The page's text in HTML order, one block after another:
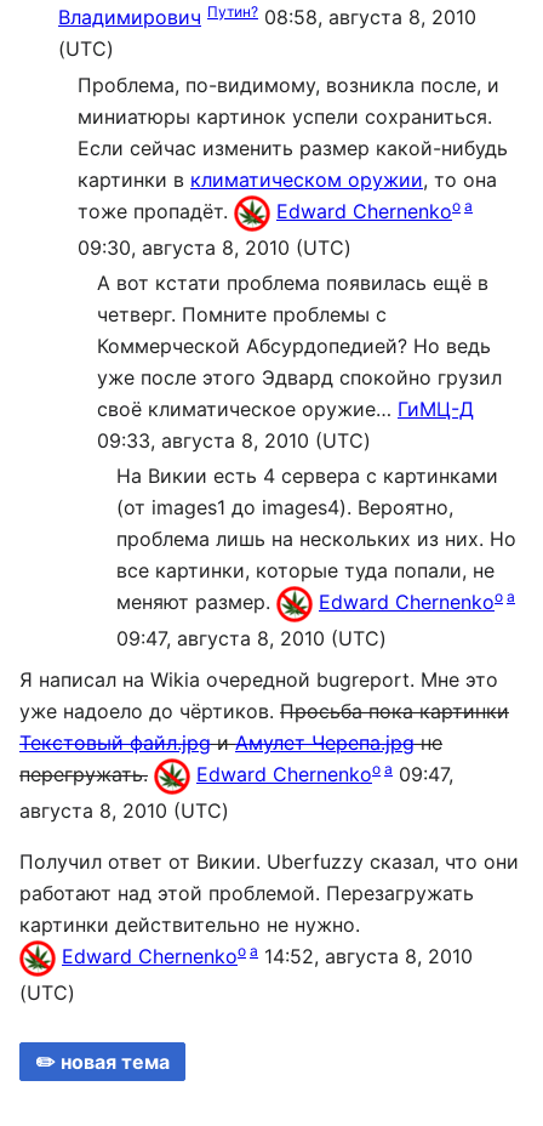
Владимирович Путин? 08:58, августа 8, 2010
(UTC)
Проблема, по-видимому, возникла после, и
миниатюры картинок успели сохраниться.
Если сейчас изменить размер какой-нибудь
картинки в климатическом оружии, то она
тоже пропадёт.
Edward Chernenkoo a
09:30, августа 8, 2010 (UTC)
А вот кстати проблема появилась ещё в
четверг. Помните проблемы с
Коммерческой Абсурдопедией? Но ведь
уже после этого Эдвард спокойно грузил
своё климатическое оружие… ГиМЦ-Д
09:33, августа 8, 2010 (UTC)
На Викии есть 4 сервера с картинками
(от images1 до images4). Вероятно,
проблема лишь на нескольких из них. Но
все картинки, которые туда попали, не
меняют размер.
Edward Chernenkoo a
09:47, августа 8, 2010 (UTC)
Я написал на Wikia очередной bugreport. Мне это
уже надоело до чёртиков. Просьба пока картинки
Текстовый файл.jpgиАмулет Черепа.jpgне
перегружать.
Edward Chernenkoo a 09:47,
августа 8, 2010 (UTC)
Получил ответ от Викии. Uberfuzzy сказал, что они
работают над этой проблемой. Перезагружать
картинки действительно не нужно.
Edward Chernenkoo a 14:52, августа 8, 2010
(UTC)
✏️ новая тема